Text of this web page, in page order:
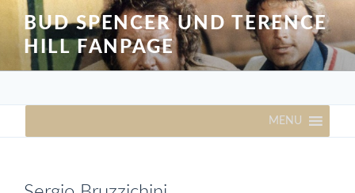
Inhalt
springen
BUD SPENCER UND TERENCE
HILL FANPAGE
MENU